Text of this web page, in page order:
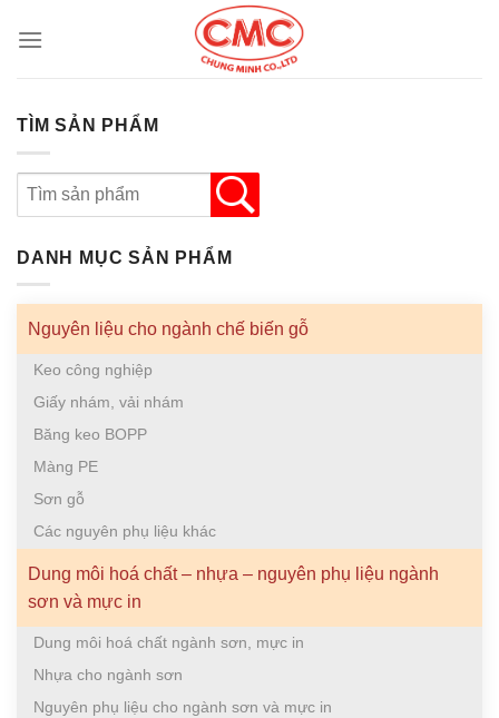
TÌM SẢN PHẨM
DANH MỤC SẢN PHẨM
Nguyên liệu cho ngành chế biến gỗ
Keo công nghiệp
Giấy nhám, vải nhám
Băng keo BOPP
Màng PE
Sơn gỗ
Các nguyên phụ liệu khác
Dung môi hoá chất – nhựa – nguyên phụ liệu ngành
sơn và mực in
Dung môi hoá chất ngành sơn, mực in
Nhựa cho ngành sơn
Nguyên phụ liệu cho ngành sơn và mực in